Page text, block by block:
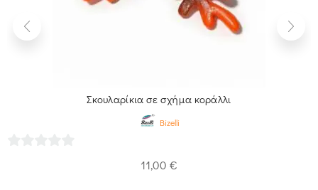
Σκουλαρίκια σε σχήμα κοράλλι
Bizelli
11,00 €